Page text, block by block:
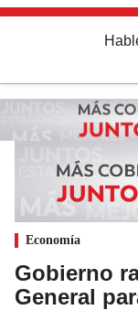
Economía
Gobierno
General